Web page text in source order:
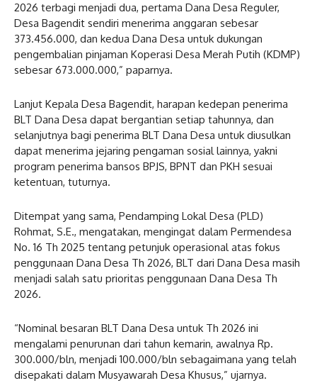
2026 terbagi menjadi dua, pertama Dana Desa Reguler,
Desa Bagendit sendiri menerima anggaran sebesar
373.456.000, dan kedua Dana Desa untuk dukungan
pengembalian pinjaman Koperasi Desa Merah Putih (KDMP)
sebesar 673.000.000,” paparnya.
Lanjut Kepala Desa Bagendit, harapan kedepan penerima
BLT Dana Desa dapat bergantian setiap tahunnya, dan
selanjutnya bagi penerima BLT Dana Desa untuk diusulkan
dapat menerima jejaring pengaman sosial lainnya, yakni
program penerima bansos BPJS, BPNT dan PKH sesuai
ketentuan, tuturnya.
Ditempat yang sama, Pendamping Lokal Desa (PLD)
Rohmat, S.E., mengatakan, mengingat dalam Permendesa
No. 16 Th 2025 tentang petunjuk operasional atas fokus
penggunaan Dana Desa Th 2026, BLT dari Dana Desa masih
menjadi salah satu prioritas penggunaan Dana Desa Th
2026.
“Nominal besaran BLT Dana Desa untuk Th 2026 ini
mengalami penurunan dari tahun kemarin, awalnya Rp.
300.000/bln, menjadi 100.000/bln sebagaimana yang telah
disepakati dalam Musyawarah Desa Khusus,” ujarnya.